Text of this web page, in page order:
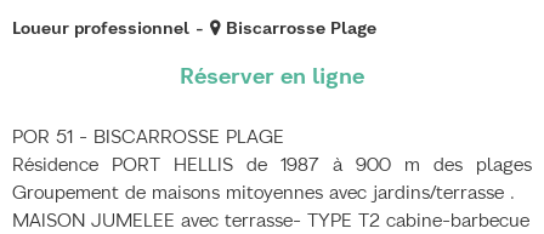
Loueur professionnel Biscarrosse Plage
POR 51 - BISCARROSSE PLAGE
Résidence PORT HELLIS de 1987 à 900 m des plages
Groupement de maisons mitoyennes avec jardins/terrasse .
MAISON JUMELEE avec terrasse- TYPE T2 cabine-barbecue